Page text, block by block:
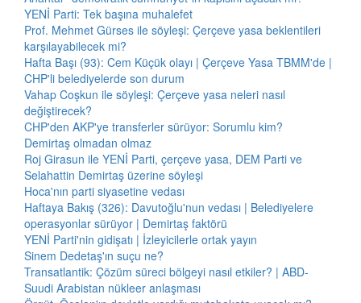
YENİ Parti: Tek başına muhalefet
Prof. Mehmet Gürses ile söyleşi: Çerçeve yasa beklentileri
karşılayabilecek mi?
Hafta Başı (93): Cem Küçük olayı | Çerçeve Yasa TBMM'de |
CHP'li belediyelerde son durum
Vahap Coşkun ile söyleşi: Çerçeve yasa neleri nasıl
değiştirecek?
CHP'den AKP'ye transferler sürüyor: Sorumlu kim?
Demirtaş olmadan olmaz
Roj Girasun ile YENİ Parti, çerçeve yasa, DEM Parti ve
Selahattin Demirtaş üzerine söyleşi
Hoca'nın parti siyasetine vedası
Haftaya Bakış (326): Davutoğlu'nun vedası | Belediyelere
operasyonlar sürüyor | Demirtaş faktörü
YENİ Parti'nin gidişatı | İzleyicilerle ortak yayın
Sinem Dedetaş'ın suçu ne?
Transatlantik: Çözüm süreci bölgeyi nasıl etkiler? | ABD-
Suudi Arabistan nükleer anlaşması